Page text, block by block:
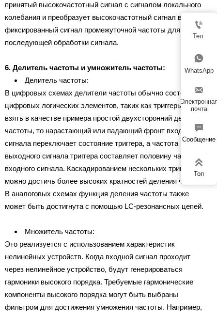
принятый высокочастотный сигнал с сигналом локального
колебания и преобразует высокочастотный сигнал в
фиксированный сигнал промежуточной частоты для
последующей обработки сигнала.
6. Делитель частоты и умножитель частоты:
Делитель частоты:
В цифровых схемах делители частоты обычно состоят из
цифровых логических элементов, таких как триггеры. Если
взять в качестве примера простой двухсторонний делитель
частоты, то нарастающий или падающий фронт входного
сигнала переключает состояние триггера, а частота
выходного сигнала триггера составляет половину частоты
входного сигнала. Каскадированием нескольких триггеров
можно достичь более высоких кратностей деления частоты.
В аналоговых схемах функция деления частоты также
может быть достигнута с помощью LC-резонансных цепей.
Множитель частоты:
Это реализуется с использованием характеристик
нелинейных устройств. Когда входной сигнал проходит
через нелинейное устройство, будут генерироваться
гармоники высокого порядка. Требуемые гармонические
компоненты высокого порядка могут быть выбраны
фильтром для достижения умножения частоты. Например,

Тел.

WhatsApp

почта

Сообщение

Топ